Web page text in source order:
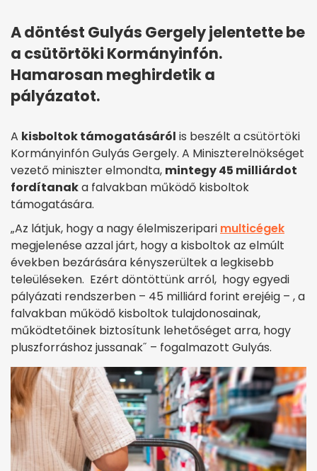
A döntést Gulyás Gergely jelentette be
a csütörtöki Kormányinfón.
Hamarosan meghirdetik a
pályázatot.
A kisboltok támogatásáról is beszélt a csütörtöki
Kormányinfón Gulyás Gergely. A Miniszterelnökséget
vezető miniszter elmondta, mintegy 45 milliárdot
fordítanaka falvakban működő kisboltok
támogatására.
„Az látjuk, hogy a nagy élelmiszeripari multicégek
megjelenése azzal járt, hogy a kisboltok az elmúlt
években bezárására kényszerültek a legkisebb
teleüléseken. Ezért döntöttünk arról, hogy egyedi
pályázati rendszerben – 45 milliárd forint erejéig – , a
falvakban működő kisboltok tulajdonosainak,
működtetőinek biztosítunk lehetőséget arra, hogy
pluszforráshoz jussanak˝ – fogalmazott Gulyás.